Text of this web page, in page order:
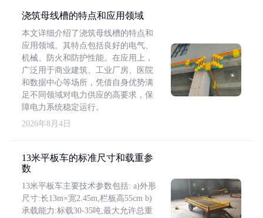
浇筑母线槽的特点和应用领域
本文详细介绍了浇筑母线槽的特点和
应用领域。其特点包括良好的电气、
机械、防火和防护性能。在应用上，
广泛用于商业建筑、工业厂房、医院
和数据中心等场所，凭借自身优势满
足不同领域对电力供应的高要求，保
障电力系统稳定运行。
2026年8月4日
13米平板车的标准尺寸和载重参
数
13米平板车主要技术参数包括: a)外形
尺寸:长13m×宽2.45m,栏板高55cm b)
承载能力:标载30-35吨,最大允许总重